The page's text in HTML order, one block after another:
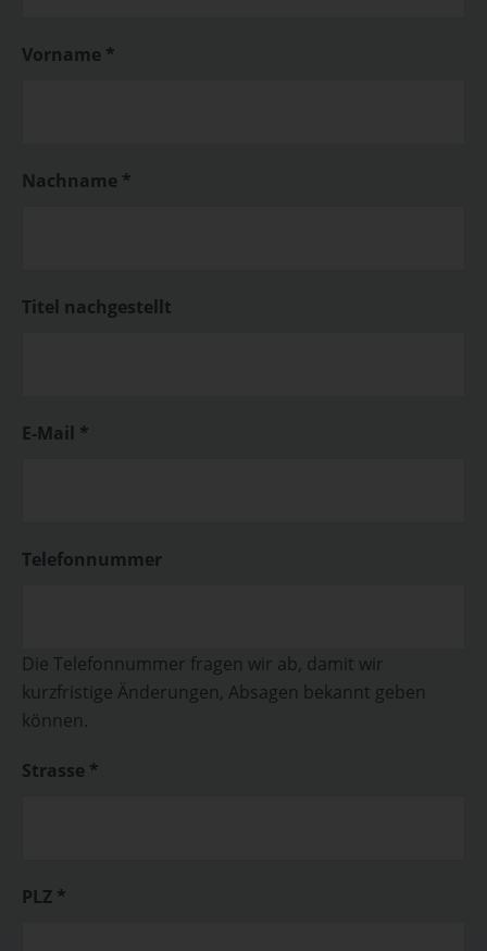
Vorname *
Nachname *
Titel nachgestellt
E-Mail *
Telefonnummer
Die Telefonnummer fragen wir ab, damit wir
kurzfristige Änderungen, Absagen bekannt geben
können.
Strasse *
PLZ *